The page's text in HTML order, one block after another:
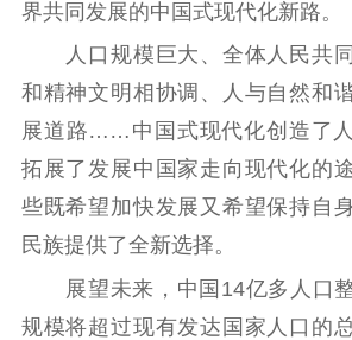
界共同发展的中国式现代化新路。
人口规模巨大、全体人民共同
和精神文明相协调、人与自然和
展道路……中国式现代化创造了人
拓展了发展中国家走向现代化的
些既希望加快发展又希望保持自
民族提供了全新选择。
展望未来，中国14亿多人口整
规模将超过现有发达国家人口的